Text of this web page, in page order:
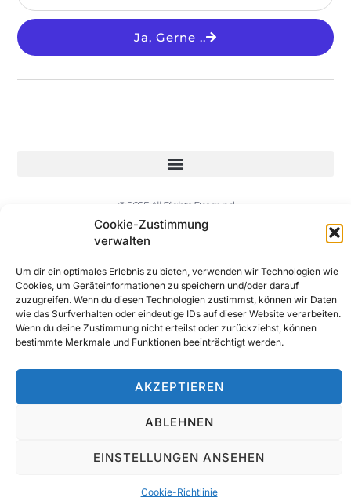
Cookie-Zustimmung
verwalten
Um dir ein optimales Erlebnis zu bieten, verwenden wir Technologien wie
Cookies, um Geräteinformationen zu speichern und/oder darauf
zuzugreifen. Wenn du diesen Technologien zustimmst, können wir Daten
wie das Surfverhalten oder eindeutige IDs auf dieser Website verarbeiten.
Wenn du deine Zustimmung nicht erteilst oder zurückziehst, können
bestimmte Merkmale und Funktionen beeinträchtigt werden.
AKZEPTIEREN
ABLEHNEN
EINSTELLUNGEN ANSEHEN
Cookie-Richtlinie
Ja, Gerne ..
© 2025 All Rights Reserved